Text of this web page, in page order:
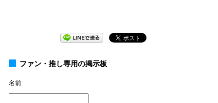
ファン・推し専用の掲示板
名前